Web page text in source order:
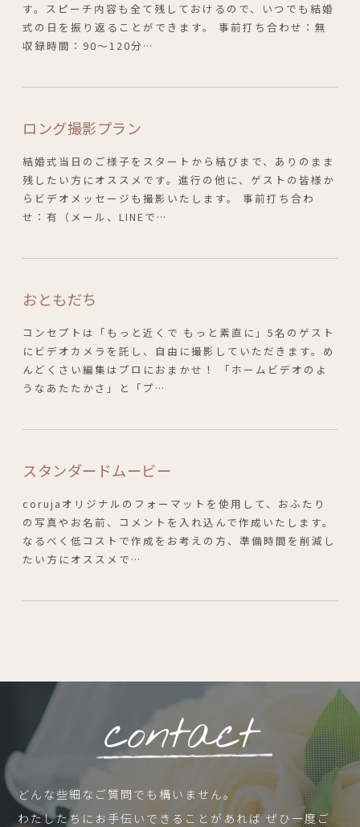
す。スピーチ内容も全て残しておけるので、いつでも結婚
式の日を振り返ることができます。 事前打ち合わせ：無
収録時間：90～120分…
ロング撮影プラン
結婚式当日のご様子をスタートから結びまで、ありのまま
残したい方にオススメです。進行の他に、ゲストの皆様か
らビデオメッセージも撮影いたします。 事前打ち合わ
せ：有（メール、LINEで…
おともだち
コンセプトは「もっと近くで もっと素直に」5名のゲスト
にビデオカメラを託し、自由に撮影していただきます。め
んどくさい編集はプロにおまかせ！ 「ホームビデオのよ
うなあたたかさ」と「プ…
スタンダードムービー
corujaオリジナルのフォーマットを使用して、おふたり
の写真やお名前、コメントを入れ込んで作成いたします。
なるべく低コストで作成をお考えの方、準備時間を削減し
たい方にオススメで…
contact
どんな些細なご質問でも構いません。
わたしたちにお手伝いできることがあれば ぜひ一度ご